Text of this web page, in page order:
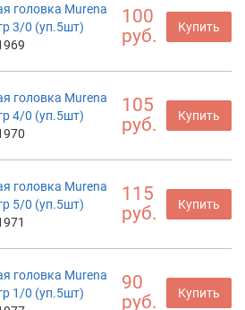
головка Murena
3/0 (уп.5шт)
100
руб.
Купить
головка Murena
4/0 (уп.5шт)
105
руб.
Купить
головка Murena
5/0 (уп.5шт)
115
руб.
Купить
головка Murena
1/0 (уп.5шт)
90
руб.
Купить